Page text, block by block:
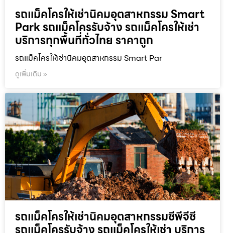
รถแม็คโครให้เช่านิคมอุตสาหกรรม Smart
Park รถแม็คโครรับจ้าง รถแม็คโครให้เช่า
บริการทุกพื้นที่ทั่วไทย ราคาถูก
รถแม็คโครให้เช่านิคมอุตสาหกรรม Smart Par
ดูเพิ่มเติม »
รถแม็คโครให้เช่านิคมอุตสาหกรรมซีพีจีซี